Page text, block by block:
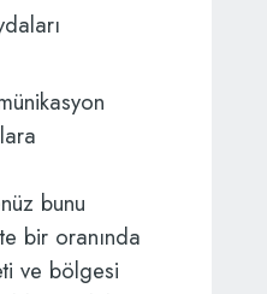
bunu
bir oranında
ve bölgesi